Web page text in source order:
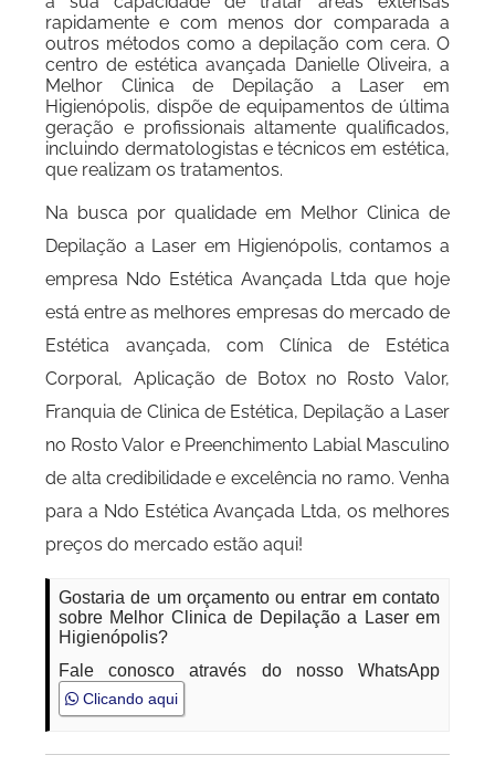
rapidamente e com menos dor comparada a
outros métodos como a depilação com cera. O
centro de estética avançada Danielle Oliveira, a
Melhor Clinica de Depilação a Laser em
Higienópolis, dispõe de equipamentos de última
geração e profissionais altamente qualificados,
incluindo dermatologistas e técnicos em estética,
que realizam os tratamentos.
Na busca por qualidade em Melhor Clinica de
Depilação a Laser em Higienópolis, contamos a
empresa Ndo Estética Avançada Ltda que hoje
está entre as melhores empresas do mercado de
Estética avançada, com Clínica de Estética
Corporal, Aplicação de Botox no Rosto Valor,
Franquia de Clinica de Estética, Depilação a Laser
no Rosto Valor e Preenchimento Labial Masculino
de alta credibilidade e excelência no ramo. Venha
para a Ndo Estética Avançada Ltda, os melhores
preços do mercado estão aqui!
Gostaria de um orçamento ou entrar em contato
sobre Melhor Clinica de Depilação a Laser em
Higienópolis?
Fale conosco através do nosso WhatsApp
Clicando aqui